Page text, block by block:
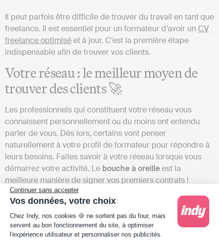
Continuer sans accepter
Vos données, votre choix
Plateforme de Gestion du Consentement :
Chez Indy, nos cookies 🍪 ne sortent pas du four, mais
servent au bon fonctionnement du site, à optimiser
l'expérience utilisateur et personnaliser nos publicités.
Il peut parfois être difficile de trouver du travail en tant que
freelance. Il est essentiel pour un formateur d’avoir un CV
freelance optimiséet à jour. C’est la première étape
indispensable afin de trouver vos clients.
Votre réseau : le meilleur moyen de
trouver des clients 🚀
Les professionnels qui constituent votre réseau vous
connaissent personnellement ou du moins ont entendu
parler de vous. Dès lors, certains vont penser
naturellement à votre profil de formateur pour répondre à
leurs besoins. Faites savoir à votre réseau lorsque vous
démarrez votre activité. Le bouche à oreilleest la
meilleure manière de signer vos premiers contrats !
N’hésitez pas à en parler sur vos réseaux sociaux, qui sont
un relais efficace pour partager votre situation et vos
aspirations.
Les plateformes dédiées à la freelance